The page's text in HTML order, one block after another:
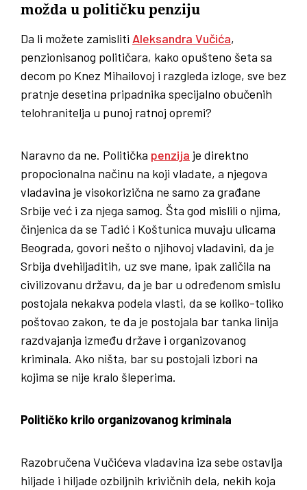
možda u političku penziju
Da li možete zamisliti Aleksandra Vučića,
penzionisanog političara, kako opušteno šeta sa
decom po Knez Mihailovoj i razgleda izloge, sve bez
pratnje desetina pripadnika specijalno obučenih
telohranitelja u punoj ratnoj opremi?
Naravno da ne. Politička penzija je direktno
propocionalna načinu na koji vladate, a njegova
vladavina je visokorizična ne samo za građane
Srbije već i za njega samog. Šta god mislili o njima,
činjenica da se Tadić i Koštunica muvaju ulicama
Beograda, govori nešto o njihovoj vladavini, da je
Srbija dvehiljaditih, uz sve mane, ipak zaličila na
civilizovanu državu, da je bar u određenom smislu
postojala nekakva podela vlasti, da se koliko-toliko
poštovao zakon, te da je postojala bar tanka linija
razdvajanja između države i organizovanog
kriminala. Ako ništa, bar su postojali izbori na
kojima se nije kralo šleperima.
Političko krilo organizovanog kriminala
Razobručena Vučićeva vladavina iza sebe ostavlja
hiljade i hiljade ozbiljnih krivičnih dela, nekih koja